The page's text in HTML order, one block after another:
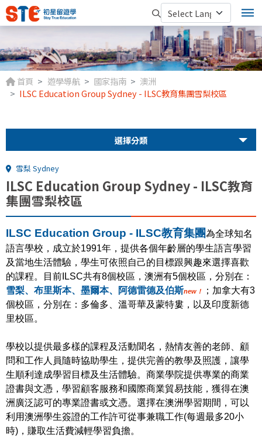
首頁 遊學導航 國家指南
澳洲
ILSC Education Group Sydney - ILSC教育集團雪梨校區
選擇分類
雪梨 Sydney
ILSC Education Group Sydney - ILSC教育
集團雪梨校區
ILSC Education Group - ILSC教育集團為全球知名
語言學校，成立於1991年，提供各個年齡層的學生語言學習
及當地生活體驗，學生可依照自己的目標跟興趣來選擇喜歡
的課程。目前ILSC共有8個校區，澳洲有5個校區，分別在：
雪梨、布里斯本、墨爾本、阿德雷德及伯斯new！
；加拿大有3
個校區，分別在：多倫多、溫哥華及蒙特婁，以及印度新德
里校區。
學校以提供最多樣的課程及活動聞名，熱情友善的老師、顧
問和工作人員隨時協助學生，提供完善的教學及照護，讓學
生順利達成學習目標及生活體驗。商業學院提供專業的商業
證書與文憑，學習顧客服務和國際商業貿易技能，獲得在澳
洲廣泛認可的專業證書或文憑。選擇在澳洲學習期間，可以
利用澳洲學生簽證的工作許可從事兼職工作(每週最多20小
時)，賺取生活費減輕學習負擔。